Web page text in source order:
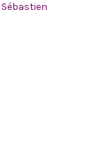
Sébastien